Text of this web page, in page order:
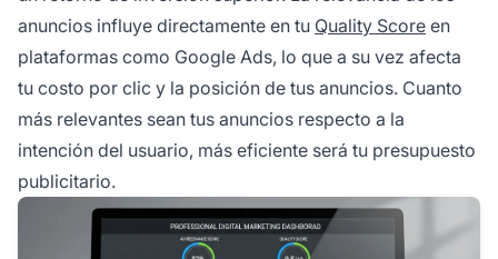
anuncios influye directamente en tu Quality Score en
plataformas como Google Ads, lo que a su vez afecta
tu costo por clic y la posición de tus anuncios. Cuanto
más relevantes sean tus anuncios respecto a la
intención del usuario, más eficiente será tu presupuesto
publicitario.